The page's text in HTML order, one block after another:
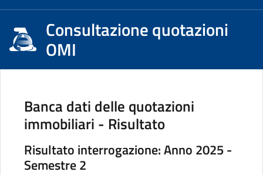
Consultazione quotazioni
OMI
Banca dati delle quotazioni
immobiliari - Risultato
Risultato interrogazione: Anno 2025 -
Semestre 2